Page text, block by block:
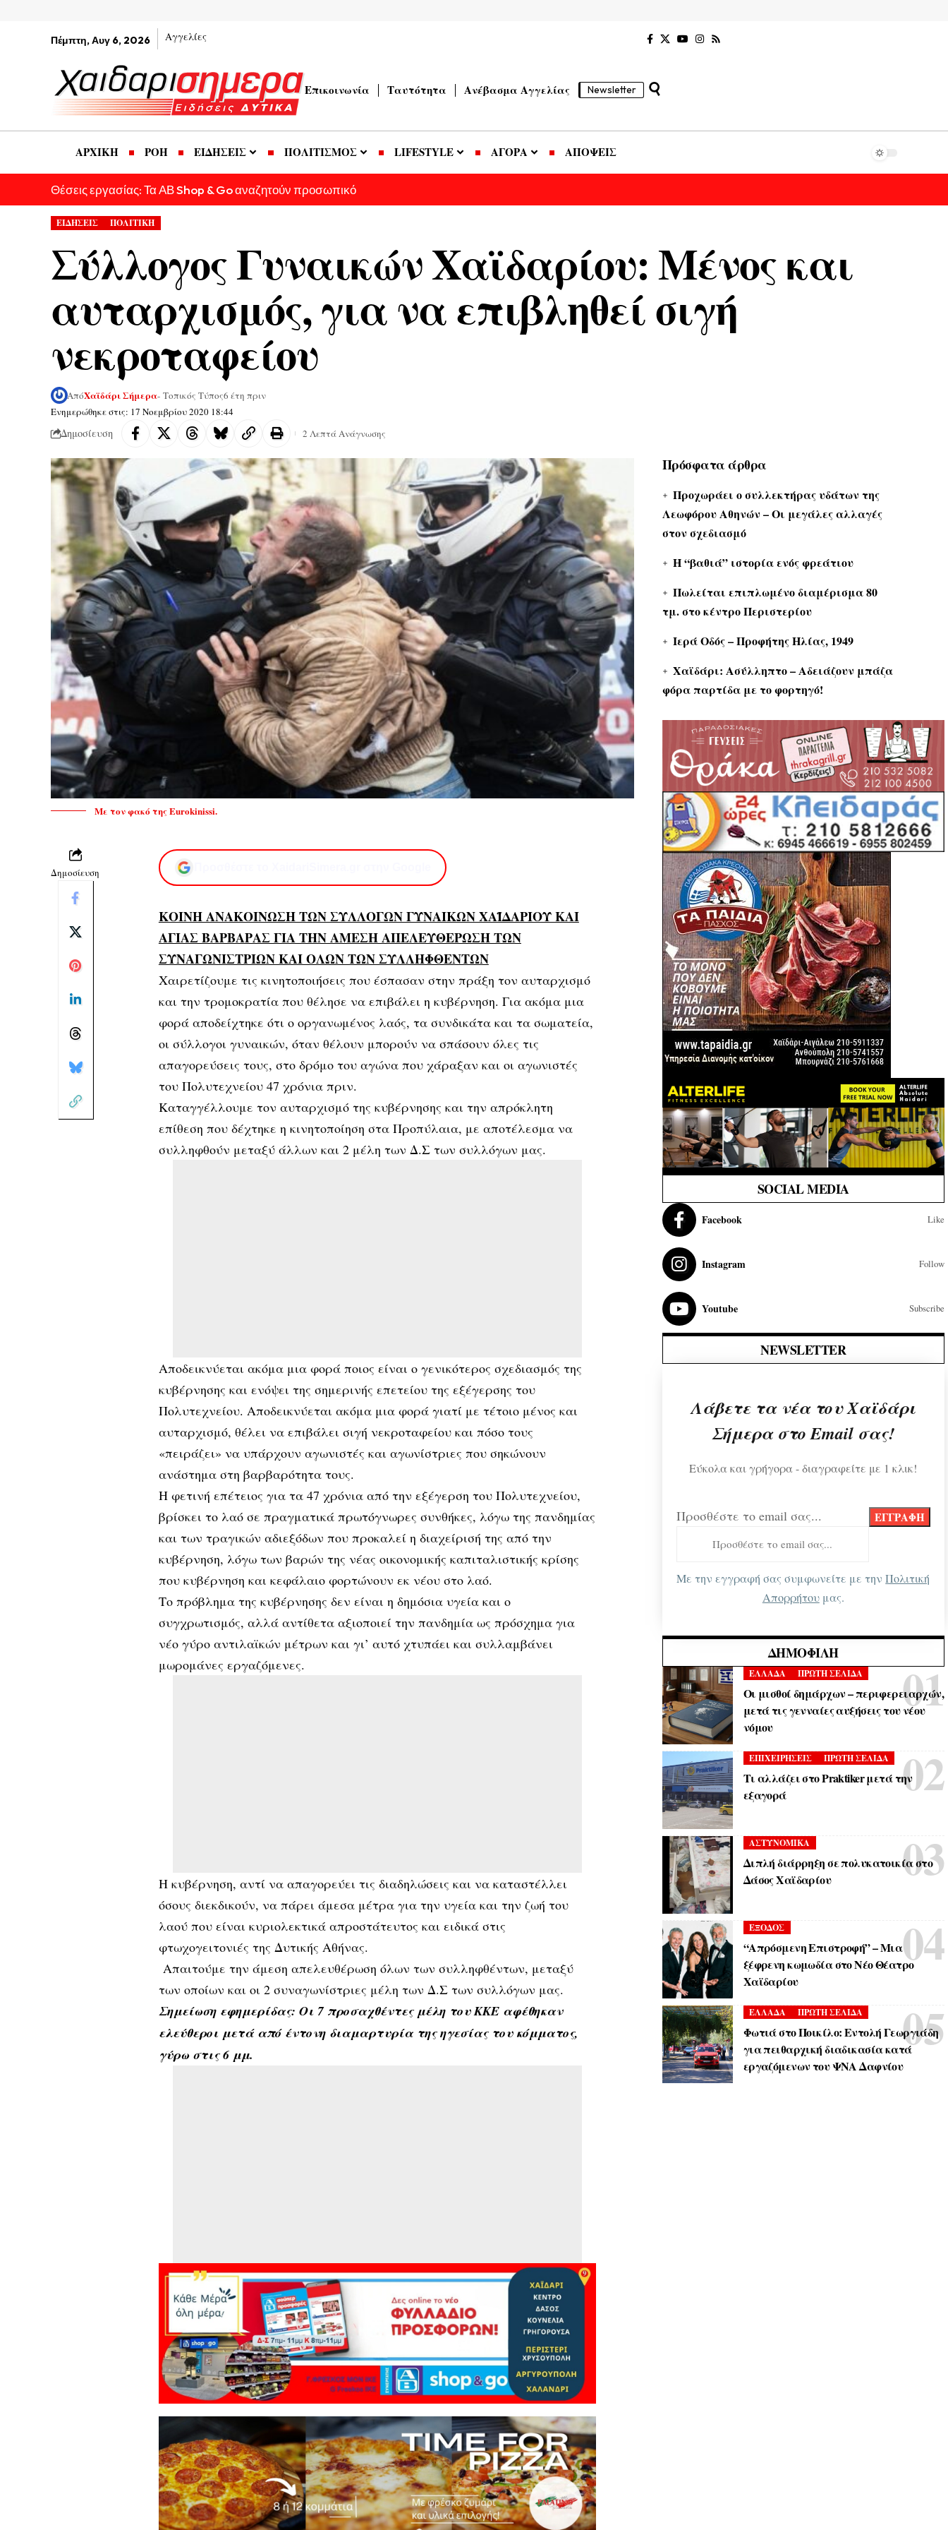
Πέμπτη, Αυγ 6, 2026 Αγγελίες
Επικοινωνία Ταυτότητα Ανέβασμα Αγγελίας Newsletter
ΑΡΧΙΚΗ ΡΟΗ ΕΙΔΗΣΕΙΣ ΠΟΛΙΤΙΣΜΟΣ LIFESTYLE ΑΓΟΡΑ ΑΠΟΨΕΙΣ
Θέσεις εργασίας: Τα ΑΒ Shop & Go αναζητούν προσωπικό
ΕΙΔΗΣΕΙΣ ΠΟΛΙΤΙΚΗ
Σύλλογος Γυναικών Χαϊδαρίου: Μένος και
αυταρχισμός, για να επιβληθεί σιγή
νεκροταφείου
Ενημερώθηκε στις: 17 Νοεμβρίου 2020 18:44
ΑπόΧαϊδάρι Σήμερα- Τοπικός Τύπος6 έτη πριν
Δημοσίευση 2 Λεπτά Ανάγνωσης
Με τον φακό της Eurokinissi.
Δημοσίευση
ΚΟΙΝΗ ΑΝΑΚΟΙΝΩΣΗ ΤΩΝ ΣΥΛΛΟΓΩΝ ΓΥΝΑΙΚΩΝ ΧΑΪΔΑΡΙΟΥ ΚΑΙ
ΑΓΙΑΣ ΒΑΡΒΑΡΑΣ ΓΙΑ ΤΗΝ ΑΜΕΣΗ ΑΠΕΛΕΥΘΕΡΩΣΗ ΤΩΝ
ΣΥΝΑΓΩΝΙΣΤΡΙΩΝ ΚΑΙ ΟΛΩΝ ΤΩΝ ΣΥΛΛΗΦΘΕΝΤΩΝ
Χαιρετίζουμε τις κινητοποιήσεις που έσπασαν στην πράξη τον αυταρχισμό
και την τρομοκρατία που θέλησε να επιβάλει η κυβέρνηση. Για ακόμα μια
φορά αποδείχτηκε ότι ο οργανωμένος λαός, τα συνδικάτα και τα σωματεία,
οι σύλλογοι γυναικών, όταν θέλουν μπορούν να σπάσουν όλες τις
απαγορεύσεις τους, στο δρόμο του αγώνα που χάραξαν και οι αγωνιστές
του Πολυτεχνείου 47 χρόνια πριν.
Καταγγέλλουμε τον αυταρχισμό της κυβέρνησης και την απρόκλητη
επίθεση που δέχτηκε η κινητοποίηση στα Προπύλαια, με αποτέλεσμα να
συλληφθούν μεταξύ άλλων και 2 μέλη των Δ.Σ των συλλόγων μας.
Αποδεικνύεται ακόμα μια φορά ποιος είναι ο γενικότερος σχεδιασμός της
κυβέρνησης και ενόψει της σημερινής επετείου της εξέγερσης του
Πολυτεχνείου. Αποδεικνύεται ακόμα μια φορά γιατί με τέτοιο μένος και
αυταρχισμό, θέλει να επιβάλει σιγή νεκροταφείου και πόσο τους
«πειράζει» να υπάρχουν αγωνιστές και αγωνίστριες που σηκώνουν
ανάστημα στη βαρβαρότητα τους.
Η φετινή επέτειος για τα 47 χρόνια από την εξέγερση του Πολυτεχνείου,
βρίσκει το λαό σε πραγματικά πρωτόγνωρες συνθήκες, λόγω της πανδημίας
και των τραγικών αδιεξόδων που προκαλεί η διαχείρισή της από την
κυβέρνηση, λόγω των βαρών της νέας οικονομικής καπιταλιστικής κρίσης
που κυβέρνηση και κεφάλαιο φορτώνουν εκ νέου στο λαό.
Το πρόβλημα της κυβέρνησης δεν είναι η δημόσια υγεία και ο
συγχρωτισμός, αλλά αντίθετα αξιοποιεί την πανδημία ως πρόσχημα για
νέο γύρο αντιλαϊκών μέτρων και γι’ αυτό χτυπάει και συλλαμβάνει
μωρομάνες εργαζόμενες.
Η κυβέρνηση, αντί να απαγορεύει τις διαδηλώσεις και να καταστέλλει
όσους διεκδικούν, να πάρει άμεσα μέτρα για την υγεία και την ζωή του
λαού που είναι κυριολεκτικά απροστάτευτος και ειδικά στις
φτωχογειτονιές της Δυτικής Αθήνας.
Απαιτούμε την άμεση απελευθέρωση όλων των συλληφθέντων, μεταξύ
των οποίων και οι 2 συναγωνίστριες μέλη των Δ.Σ των συλλόγων μας.
Σημείωση εφημερίδας: Οι 7 προσαχθέντες μέλη του ΚΚΕ αφέθηκαν
ελεύθεροι μετά από έντονη διαμαρτυρία της ηγεσίας του κόμματος,
γύρω στις 6 μμ.
Πρόσφατα άρθρα
Προχωράει ο συλλεκτήρας υδάτων της
Λεωφόρου Αθηνών – Οι μεγάλες αλλαγές
στον σχεδιασμό
Η “βαθιά” ιστορία ενός φρεάτιου
Πωλείται επιπλωμένο διαμέρισμα 80
τμ. στο κέντρο Περιστερίου
Ιερά Οδός – Προφήτης Ηλίας, 1949
Χαϊδάρι: Ασύλληπτο – Αδειάζουν μπάζα
φόρα παρτίδα με το φορτηγό!
SOCIAL MEDIA
Facebook Like
Instagram Follow
Youtube Subscribe
NEWSLETTER
Λάβετε τα νέα του Χαϊδάρι
Σήμερα στο Email σας!
Εύκολα και γρήγορα - διαγραφείτε με 1 κλικ!
Προσθέστε το email σας...
Με την εγγραφή σας συμφωνείτε με τηνΠολιτική
Απορρήτουμας.
ΔΗΜΟΦΙΛΉ
ΕΛΛΑΔΑ ΠΡΩΤΗ ΣΕΛΙΔΑ
Οι μισθοί δημάρχων – περιφερειαρχών,
μετά τις γενναίες αυξήσεις του νέου
νόμου
ΕΠΙΧΕΙΡΗΣΕΙΣ ΠΡΩΤΗ ΣΕΛΙΔΑ
Τι αλλάζει στο Praktiker μετά την
εξαγορά
ΑΣΤΥΝΟΜΙΚΑ
Διπλή διάρρηξη σε πολυκατοικία στο
Δάσος Χαϊδαρίου
ΕΞΟΔΟΣ
“Απρόσμενη Επιστροφή” – Μια
ξέφρενη κωμωδία στο Νέο Θέατρο
Χαϊδαρίου
ΕΛΛΑΔΑ ΠΡΩΤΗ ΣΕΛΙΔΑ
Φωτιά στο Ποικίλο: Εντολή Γεωργιάδη
για πειθαρχική διαδικασία κατά
εργαζόμενων του ΨΝΑ Δαφνίου